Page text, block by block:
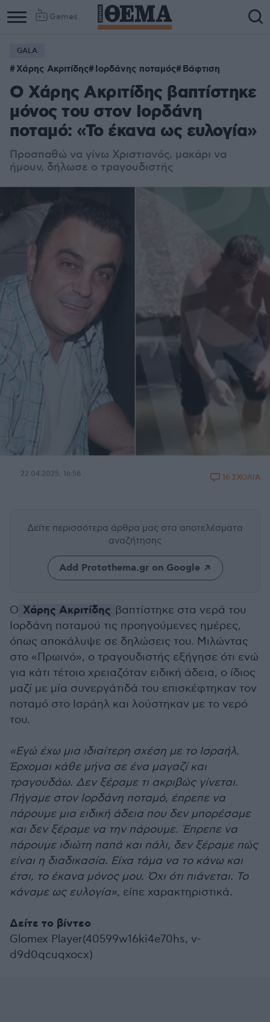
Games
GALA
Χάρης Ακριτίδης Ιορδάνης ποταμός Βάφτιση
Ο Χάρης Ακριτίδης βαπτίστηκε
μόνος του στον Ιορδάνη
ποταμό: «Το έκανα ως ευλογία»
Προσπαθώ να γίνω Χριστιανός, μακάρι να
ήμουν, δήλωσε ο τραγουδιστής
22.04.2025, 16:56 16 ΣΧΟΛΙΑ
Δείτε περισσότερα άρθρα μας στα αποτελέσματα
αναζήτησης
Add Protothema.gr on Google
Ο Χάρης Ακριτίδης βαπτίστηκε στα νερά του
Ιορδάνη ποταμού τις προηγούμενες ημέρες,
όπως αποκάλυψε σε δηλώσεις του. Μιλώντας
στο «Πρωινό», ο τραγουδιστής εξήγησε ότι ενώ
για κάτι τέτοιο χρειαζόταν ειδική άδεια, ο ίδιος
μαζί με μία συνεργάτιδά του επισκέφτηκαν τον
ποταμό στο Ισράηλ και λούστηκαν με το νερό
του.
«Εγώ έχω μια ιδιαίτερη σχέση με το Ισραήλ.
Έρχομαι κάθε μήνα σε ένα μαγαζί και
τραγουδάω. Δεν ξέραμε τι ακριβώς γίνεται.
Πήγαμε στον Ιορδάνη ποταμό, έπρεπε να
πάρουμε μια ειδική άδεια που δεν μπορέσαμε
και δεν ξέραμε να την πάρουμε. Έπρεπε να
πάρουμε ιδιώτη παπά και πάλι, δεν ξέραμε πώς
είναι η διαδικασία. Είχα τάμα να το κάνω και
έτσι, το έκανα μόνος μου. Όχι ότι πιάνεται. Το
κάναμε ως ευλογία», είπε χαρακτηριστικά.
Δείτε το βίντεο
Glomex Player(40599w16ki4e70hs, v-
d9d0qcuqxocx)